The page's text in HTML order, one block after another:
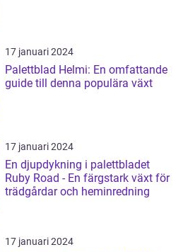
17 januari 2024
Palettblad Helmi: En omfattande
guide till denna populära växt
17 januari 2024
En djupdykning i palettbladet
Ruby Road - En färgstark växt för
trädgårdar och heminredning
17 januari 2024